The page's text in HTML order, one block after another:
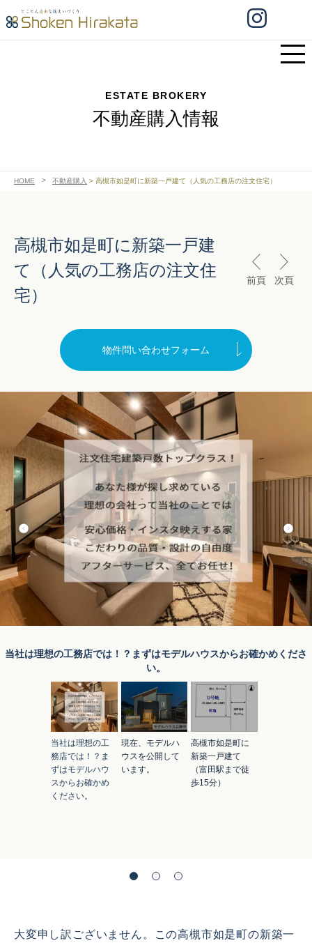
ESTATE BROKERY
不動産購入情報
HOME 不動産購入 > 高槻市如是町に新築一戸建て（人気の工務店の注文住宅）
高槻市如是町に新築一戸建
て（人気の工務店の注文住
宅）
前頁 次頁
物件問い合わせフォーム
当社は理想の工務店では！？まずはモデルハウスからお確かめくださ
い。
当社は理想の工
務店では！？ま
ずはモデルハウ
スからお確かめ
ください。
現在、モデルハ
ウスを公開して
います。
高槻市如是町に
新築一戸建て
（富田駅まで徒
歩15分）
大変申し訳ございません。この高槻市如是町の新築一